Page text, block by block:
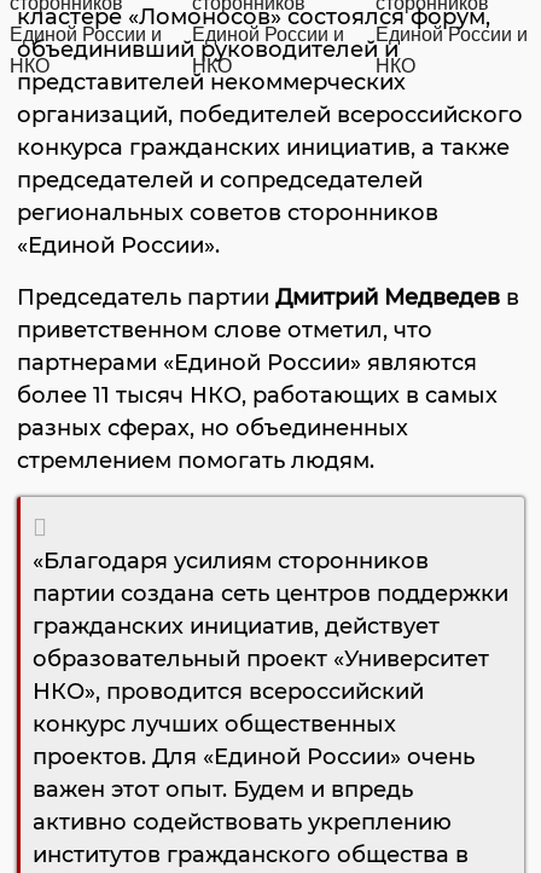
кластере «Ломоносов» состоялся форум,
объединивший руководителей и
представителей некоммерческих
организаций, победителей всероссийского
конкурса гражданских инициатив, а также
председателей и сопредседателей
региональных советов сторонников
«Единой России».
Председатель партии Дмитрий Медведев в
приветственном слове отметил, что
партнерами «Единой России» являются
более 11 тысяч НКО, работающих в самых
разных сферах, но объединенных
стремлением помогать людям.
«Благодаря усилиям сторонников
партии создана сеть центров поддержки
гражданских инициатив, действует
образовательный проект «Университет
НКО», проводится всероссийский
конкурс лучших общественных
проектов. Для «Единой России» очень
важен этот опыт. Будем и впредь
активно содействовать укреплению
институтов гражданского общества в